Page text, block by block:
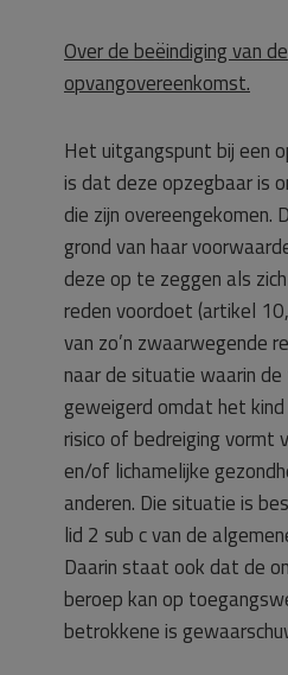
Over de beëindiging van de
opvangovereenkomst.
Het uitgangspunt bij een
is dat deze opzegbaar is
die zijn overeengekomen.
grond van haar
deze op te zeggen als
reden voordoet (artikel
van zo’n zwaarwegende
naar de situatie waarin
geweigerd omdat het
risico of bedreiging vormt
en/of lichamelijke
anderen. Die situatie is
lid 2 sub c van de
Daarin staat ook dat de
beroep kan op
betrokkene is